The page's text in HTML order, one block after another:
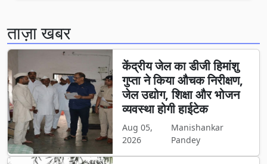
ताज़ा खबर
केंद्रीय जेल का डीजी हिमांशु
गुप्ता ने किया औचक निरीक्षण,
जेल उद्योग, शिक्षा और भोजन
व्यवस्था होगी हाईटेक
Aug 05,
2026
Manishankar
Pandey